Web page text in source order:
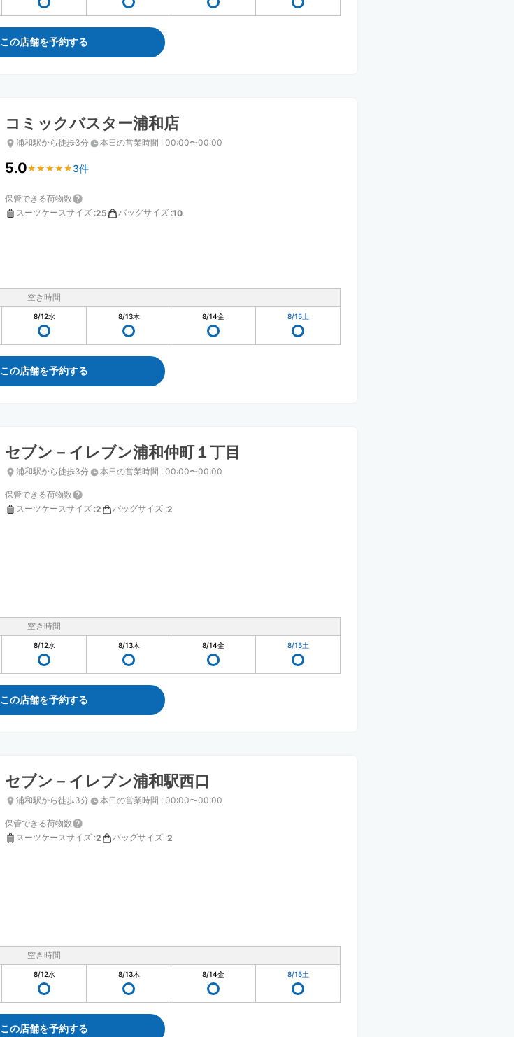
この店舗を予約する
コミックバスター浦和店
浦和駅から徒歩3分 本日の営業時間 : 00:00〜00:00
5.0★ ★ ★ ★ ★
★ ★ ★ ★ ★ 3件
保管できる荷物数
スーツケースサイズ :25 バッグサイズ :10
空き時間
8/12水 8/13木 8/14金 8/15土
この店舗を予約する
セブン－イレブン浦和仲町１丁目
浦和駅から徒歩3分 本日の営業時間 : 00:00〜00:00
保管できる荷物数
スーツケースサイズ :2 バッグサイズ :2
空き時間
8/12水 8/13木 8/14金 8/15土
この店舗を予約する
セブン－イレブン浦和駅西口
浦和駅から徒歩3分 本日の営業時間 : 00:00〜00:00
保管できる荷物数
スーツケースサイズ :2 バッグサイズ :2
空き時間
8/12水 8/13木 8/14金 8/15土
この店舗を予約する